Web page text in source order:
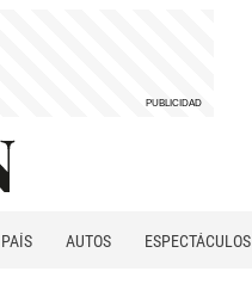
PAÍS AUTOS
ESPECTÁCULOS